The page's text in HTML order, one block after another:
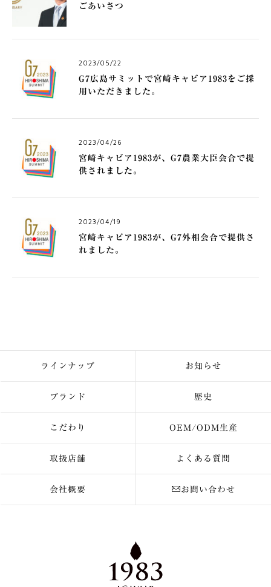
ごあいさつ
2023/05/22
G7広島サミットで宮崎キャビア1983をご採
用いただきました。
2023/04/26
宮崎キャビア1983が、G7農業大臣会合で提
供されました。
2023/04/19
宮崎キャビア1983が、G7外相会合で提供さ
れました。
ラインナップ お知らせ
ブランド 歴史
こだわり OEM/ODM生産
取扱店舗 よくある質問
会社概要 お問い合わせ